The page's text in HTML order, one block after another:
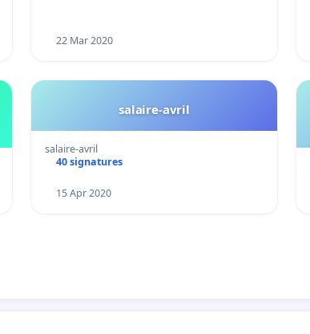
22 Mar 2020
salaire-avril
salaire-avril
40 signatures
15 Apr 2020